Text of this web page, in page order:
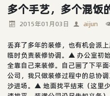
多个手艺，多个混饭
2015年01月03日 aijun
丢弃了多年的装修，也有机会派
临时负责装修协调。▲ 办公室初
全靠自己来装修。自己画了下平
公司，我只做装修过程中的总协
沙进场。▲ 地面找平结束（这里